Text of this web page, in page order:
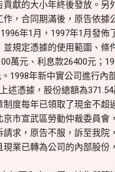
獻的大小年終後發放。
作，合同期滿後，原告依
年1月，1997年1月發
規定憑據的使用範圍、
萬元、利息款26400元；
1998年新中實公司進行
述憑據，股份總額為
度每年已領取了現金不
市宣武區勞動仲裁委員
求，原告不服，訴至我
業已轉為公司的內部股份